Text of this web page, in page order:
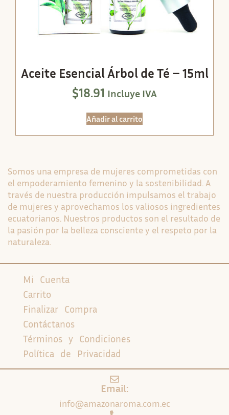
Aceite Esencial Árbol de Té – 15ml
$18.91 Incluye IVA
Añadir al carrito
Somos una empresa de mujeres comprometidas con
el empoderamiento femenino y la sostenibilidad. A
través de nuestra producción impulsamos el trabajo
de mujeres y aprovechamos los valiosos ingredientes
ecuatorianos. Nuestros productos son el resultado de
la pasión por la belleza consciente y el respeto por la
naturaleza.
Mi Cuenta
Carrito
Finalizar Compra
Contáctanos
Términos y Condiciones
Política de Privacidad
Email:
info@amazonaroma.com.ec